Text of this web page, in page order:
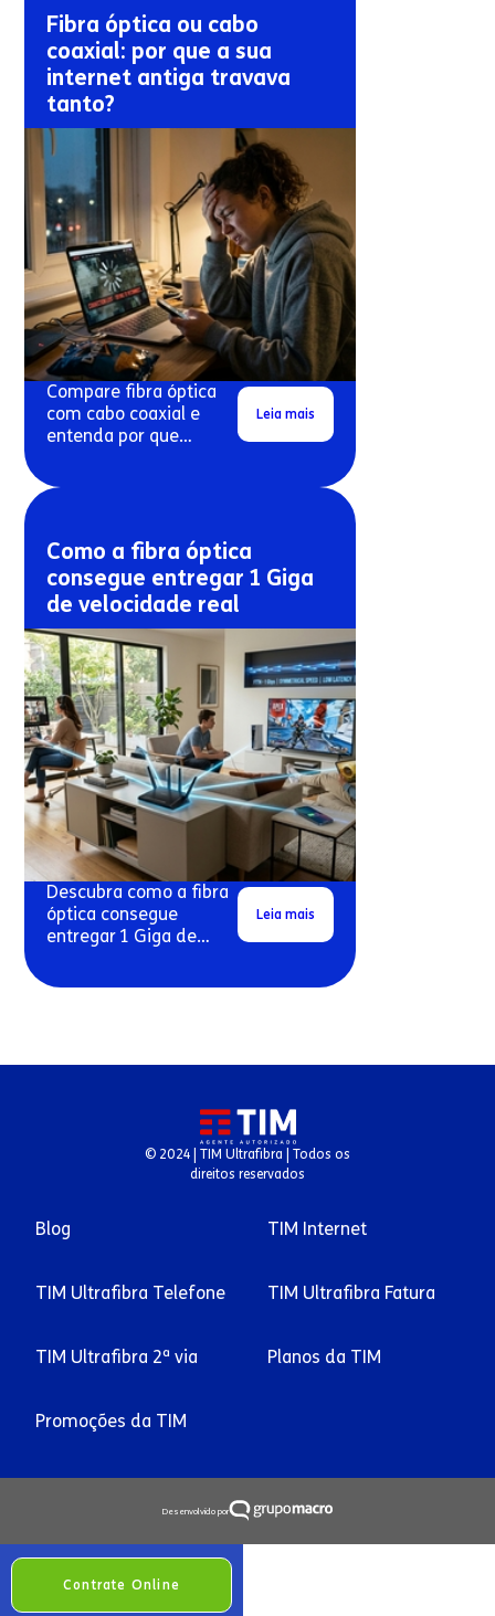
Fibra óptica ou cabo
coaxial: por que a sua
internet antiga travava
tanto?
Compare fibra óptica
com cabo coaxial e
entenda por que
costumam travar mais.
Leia mais
Como a fibra óptica
consegue entregar 1 Giga
de velocidade real
Descubra como a fibra
óptica consegue
entregar 1 Giga de
conexões residenciais.
Leia mais
© 2024 | TIM Ultrafibra | Todos os
direitos reservados
Blog TIM Internet
TIM Ultrafibra Telefone TIM Ultrafibra Fatura
TIM Ultrafibra 2ª via Planos da TIM
Promoções da TIM
Desenvolvido por
Contrate Online